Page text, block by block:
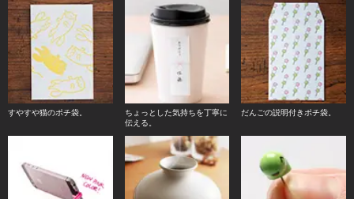
すやすや猫のポチ袋。
ちょっとした気持ちを丁寧に
伝える。
だんごの説明付きポチ袋。